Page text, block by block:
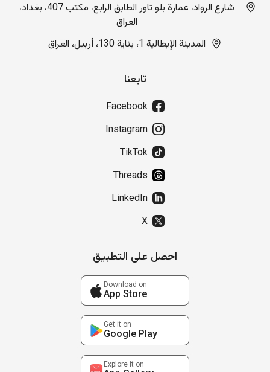
شارع الرواد، عمارة بلو تاور الطابق الرابع، مكتب 407، بغداد،
العراق
المدينة الإيطالية 1، بناية 130، أربيل، العراق
تابعنا
Facebook
Instagram
TikTok
Threads
LinkedIn
X
احصل على التطبيق
Download on
App Store
Get it on
Google Play
Explore it on